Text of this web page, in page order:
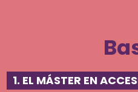
1. EL MÁSTER EN